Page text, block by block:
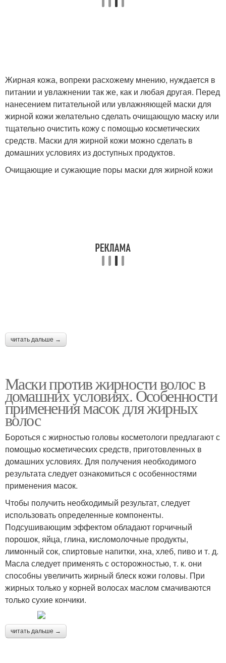
Жирная кожа, вопреки расхожему мнению, нуждается в
питании и увлажнении так же, как и любая другая. Перед
нанесением питательной или увлажняющей маски для
жирной кожи желательно сделать очищающую маску или
тщательно очистить кожу с помощью косметических
средств. Маски для жирной кожи можно сделать в
домашних условиях из доступных продуктов.
Очищающие и сужающие поры маски для жирной кожи
читать дальше →
Маски против жирности волос в
домашних условиях. Особенности
применения масок для жирных
волос
Бороться с жирностью головы косметологи предлагают с
помощью косметических средств, приготовленных в
домашних условиях. Для получения необходимого
результата следует ознакомиться с особенностями
применения масок.
Чтобы получить необходимый результат, следует
использовать определенные компоненты.
Подсушивающим эффектом обладают горчичный
порошок, яйца, глина, кисломолочные продукты,
лимонный сок, спиртовые напитки, хна, хлеб, пиво и т. д.
Масла следует применять с осторожностью, т. к. они
способны увеличить жирный блеск кожи головы. При
жирных только у корней волосах маслом смачиваются
только сухие кончики.
читать дальше →